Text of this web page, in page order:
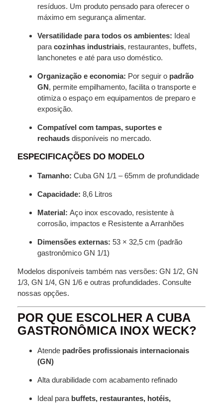
resíduos. Um produto pensado para oferecer o
máximo em segurança alimentar.
Versatilidade para todos os ambientes: Ideal
para cozinhas industriais, restaurantes, buffets,
lanchonetes e até para uso doméstico.
Organização e economia: Por seguir o padrão
GN, permite empilhamento, facilita o transporte e
otimiza o espaço em equipamentos de preparo e
exposição.
Compatível com tampas, suportes e
rechauds disponíveis no mercado.
ESPECIFICAÇÕES DO MODELO
Tamanho: Cuba GN 1/1 – 65mm de profundidade
Capacidade: 8,6 Litros
Material: Aço inox escovado, resistente à
corrosão, impactos e Resistente a Arranhões
Dimensões externas: 53 × 32,5 cm (padrão
gastronômico GN 1/1)
Modelos disponíveis também nas versões: GN 1/2, GN
1/3, GN 1/4, GN 1/6 e outras profundidades. Consulte
nossas opções.
POR QUE ESCOLHER A CUBA
GASTRONÔMICA INOX WECK?
Atende padrões profissionais internacionais
(GN)
Alta durabilidade com acabamento refinado
Ideal para buffets, restaurantes, hotéis,